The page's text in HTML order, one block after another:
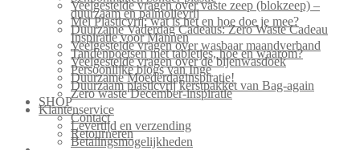
Veelgestelde vragen over vaste zeep (blokzeep) –
duurzaam en palmolievrij
Mei Plasticvrij: wat is het en hoe doe je mee?
Duurzame Vaderdag Cadeaus: Zero Waste Cadeau
Inspiratie voor Mannen
Veelgestelde vragen over wasbaar maandverband
Tandenpoetsen met tabletjes, hoe en waarom?
Veelgestelde vragen over de bijenwasdoek
Persoonlijke blogs van Inge
Duurzame Moederdaginspiratie!
Duurzaam plasticvrij kerstpakket van Bag-again
Zero waste December-inspiratie
SHOP
Klantenservice
Contact
Levertijd en verzending
Retourneren
Betalingsmogelijkheden